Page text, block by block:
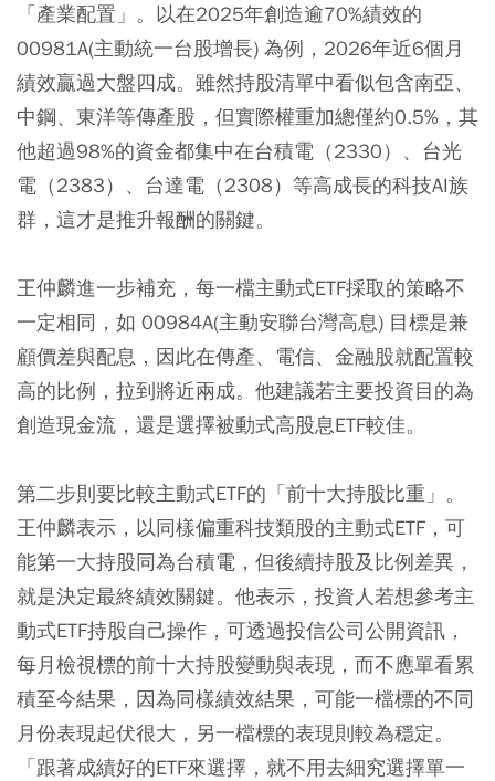
「產業配置」。以在2025年創造逾70%績效的
00981A(主動統一台股增長) 為例，2026年近6個月
績效贏過大盤四成。雖然持股清單中看似包含南亞、
中鋼、東洋等傳產股，但實際權重加總僅約0.5%，其
他超過98%的資金都集中在台積電（2330）、台光
電（2383）、台達電（2308）等高成長的科技AI族
群，這才是推升報酬的關鍵。
王仲麟進一步補充，每一檔主動式ETF採取的策略不
一定相同，如 00984A(主動安聯台灣高息) 目標是兼
顧價差與配息，因此在傳產、電信、金融股就配置較
高的比例，拉到將近兩成。他建議若主要投資目的為
創造現金流，還是選擇被動式高股息ETF較佳。
第二步則要比較主動式ETF的「前十大持股比重」。
王仲麟表示，以同樣偏重科技類股的主動式ETF，可
能第一大持股同為台積電，但後續持股及比例差異，
就是決定最終績效關鍵。他表示，投資人若想參考主
動式ETF持股自己操作，可透過投信公司公開資訊，
每月檢視標的前十大持股變動與表現，而不應單看累
積至今結果，因為同樣績效結果，可能一檔標的不同
月份表現起伏很大，另一檔標的表現則較為穩定。
「跟著成績好的ETF來選擇，就不用去細究選擇單一